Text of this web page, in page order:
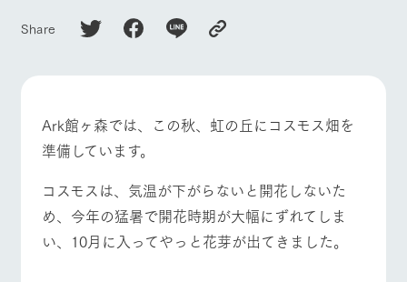
本日の営業時間
や牧場の天気、
状況などを毎日
Ark館ヶ森で開
催しているイベ
情報やスケジュ
ビゲート
施設・体験情報
フラワー
ガーデン
花のある美しい
動物とふ
れあう
触れて、感じ
アクティ
ビティ／
体験
牧場に行く
生産品を見る
ArkFarm Wedding
イベント/フェア レストラン/BBQ フラワーガーデン
Share
Ark館ヶ森では、この秋、虹の丘にコスモス畑を
準備しています。
コスモスは、気温が下がらないと開花しないた
め、今年の猛暑で開花時期が大幅にずれてしま
い、10月に入ってやっと花芽が出てきました。